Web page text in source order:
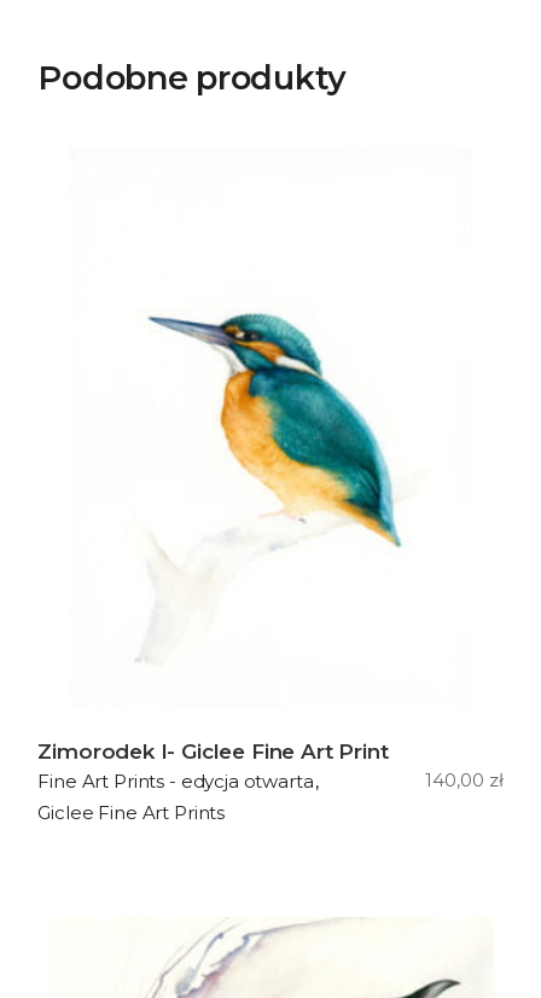
Podobne produkty
Zimorodek I- Giclee Fine Art Print
140,00 zł
Fine Art Prints - edycja otwarta
Giclee Fine Art Prints